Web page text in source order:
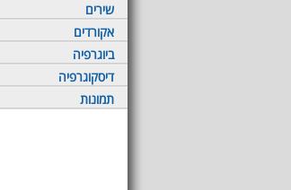
שירים
אקורדים
ביוגרפיה
דיסקוגרפיה
תמונות